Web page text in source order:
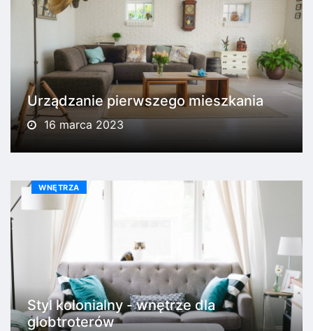
Urządzanie pierwszego mieszkania
16 marca 2023
WNĘTRZA
Styl kolonialny - wnętrze dla
globtroterów